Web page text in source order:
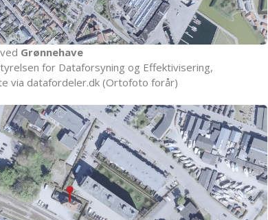
Grønnehave
for Dataforsyning og Effektivisering,
via datafordeler.dk (Ortofoto forår)